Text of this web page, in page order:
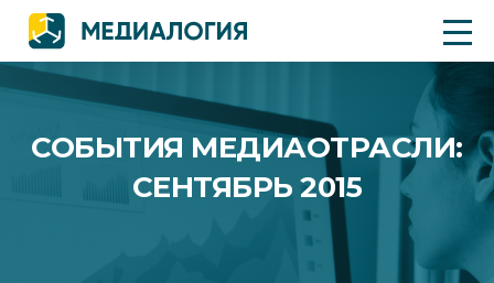
СОБЫТИЯ МЕДИАОТРАСЛИ:
СЕНТЯБРЬ 2015